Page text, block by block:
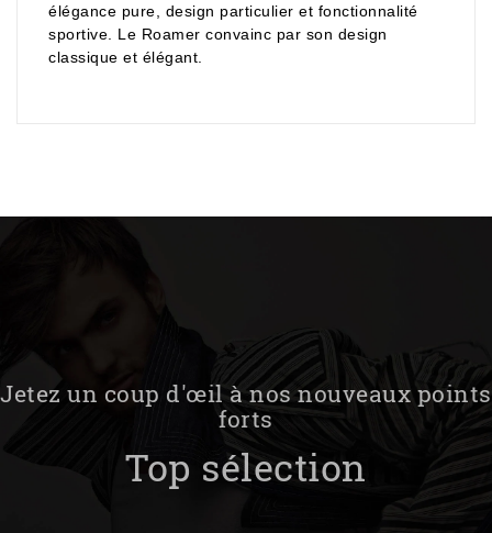
élégance pure, design particulier et fonctionnalité
sportive. Le Roamer convainc par son design
classique et élégant.
Jetez un coup d'œil à nos nouveaux points
forts
Top sélection